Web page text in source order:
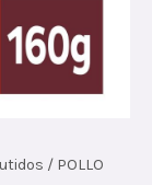
/ POLLO